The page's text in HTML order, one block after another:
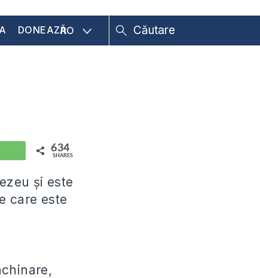
DONEAZĂRO
WhatsApp 634
SHARES
şi este
care este